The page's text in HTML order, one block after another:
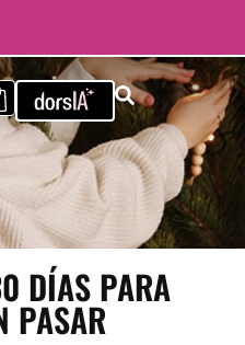
DÍAS PARA
PASAR